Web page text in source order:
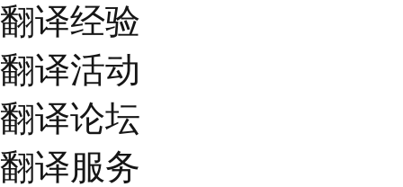
翻译经验
翻译活动
翻译论坛
翻译服务